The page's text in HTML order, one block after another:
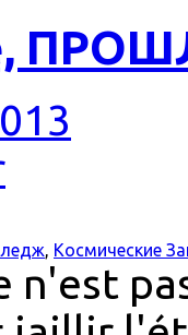
, Космические
n'est